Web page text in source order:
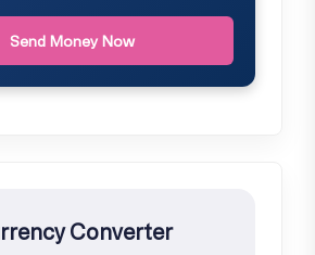
Send Money Now
Converter